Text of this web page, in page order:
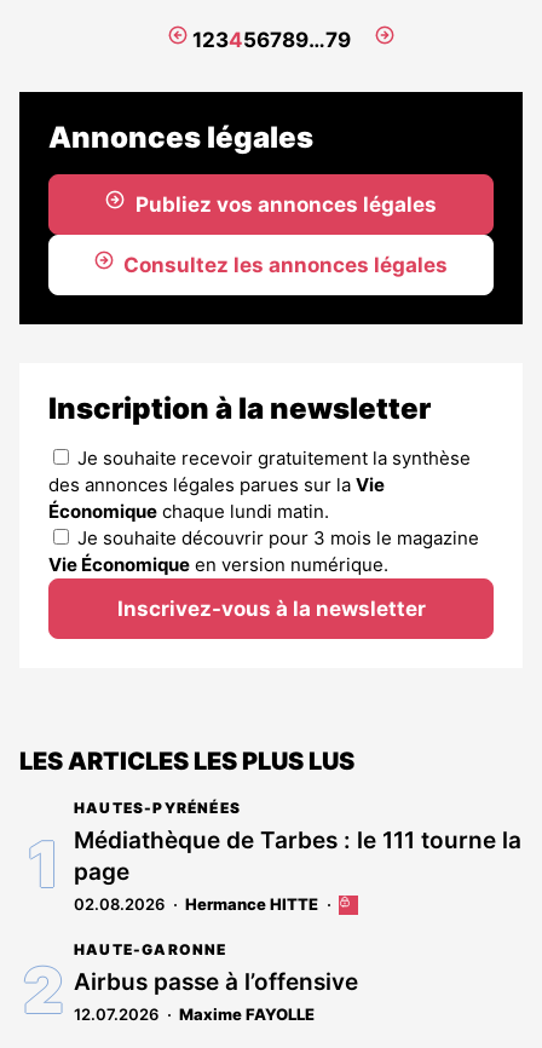
réservé
abonnés
Page
123456789…79
Page
Annonces légales
Publiez vos annonces légales
Consultez les annonces légales
Inscription à la newsletter
Je souhaite recevoir gratuitement la synthèse
des annonces légales parues sur la Vie
Économique chaque lundi matin.
Je souhaite découvrir pour 3 mois le magazine
Vie Économique en version numérique.
Inscrivez-vous à la newsletter
LES ARTICLES LES PLUS LUS
HAUTES-PYRÉNÉES
Médiathèque de Tarbes : le 111 tourne la
page
02.08.2026 Hermance HITTE
Cet
réservé
aux
HAUTE-GARONNE
Airbus passe à l’offensive
12.07.2026 Maxime FAYOLLE